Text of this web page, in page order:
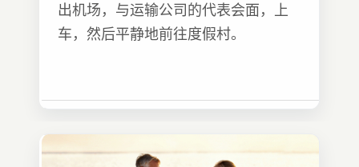
出机场，与运输公司的代表会面，上
车，然后平静地前往度假村。